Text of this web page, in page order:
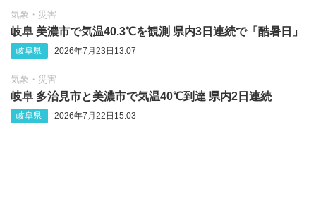
気象・災害
岐阜 美濃市で気温40.3℃を観測 県内3日連続で「酷暑日」
岐阜県 2026年7月23日13:07
気象・災害
岐阜 多治見市と美濃市で気温40℃到達 県内2日連続
岐阜県 2026年7月22日15:03